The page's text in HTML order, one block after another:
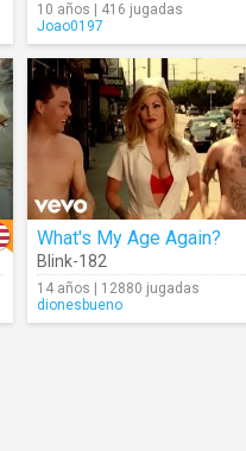
10 años | 416 jugadas
Joao0197
What's My Age Again?
Blink-182
14 años | 12880 jugadas
dionesbueno